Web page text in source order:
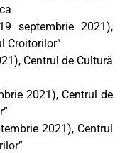
septembrie 2021),
Croitorilor”
Centrul de Cultură
2021), Centrul de
2021), Centrul